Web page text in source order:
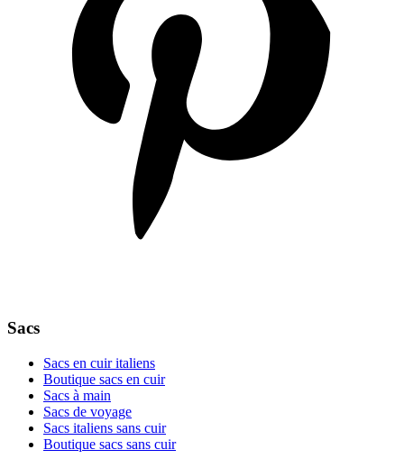
Sacs
Sacs en cuir italiens
Boutique sacs en cuir
Sacs à main
Sacs de voyage
Sacs italiens sans cuir
Boutique sacs sans cuir